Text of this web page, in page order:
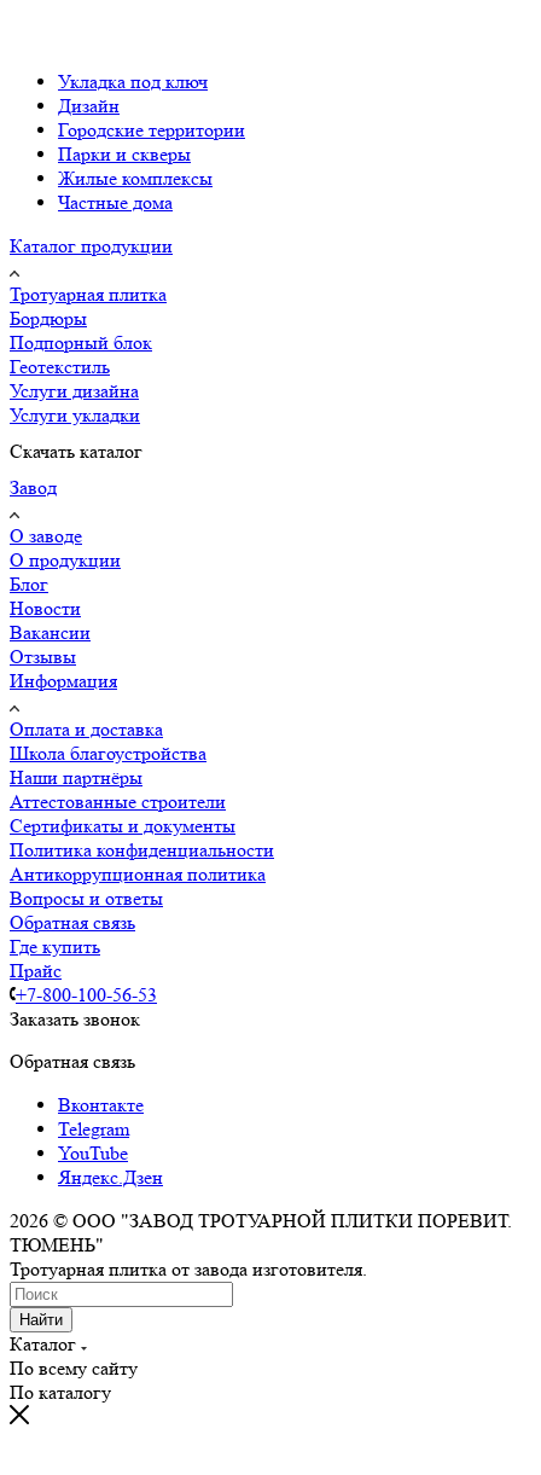
Укладка под ключ
Дизайн
Городские территории
Парки и скверы
Жилые комплексы
Частные дома
Каталог продукции